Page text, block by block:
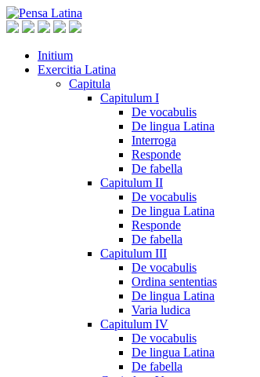
Initium
Exercitia Latina
Capitula
Capitulum I
De vocabulis
De lingua Latina
Interroga
Responde
De fabella
Capitulum II
De vocabulis
De lingua Latina
Responde
De fabella
Capitulum III
De vocabulis
Ordina sententias
De lingua Latina
Varia ludica
Capitulum IV
De vocabulis
De lingua Latina
De fabella